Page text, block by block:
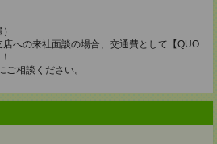
への来社面談の場合、交通費として【QUO
相談ください。